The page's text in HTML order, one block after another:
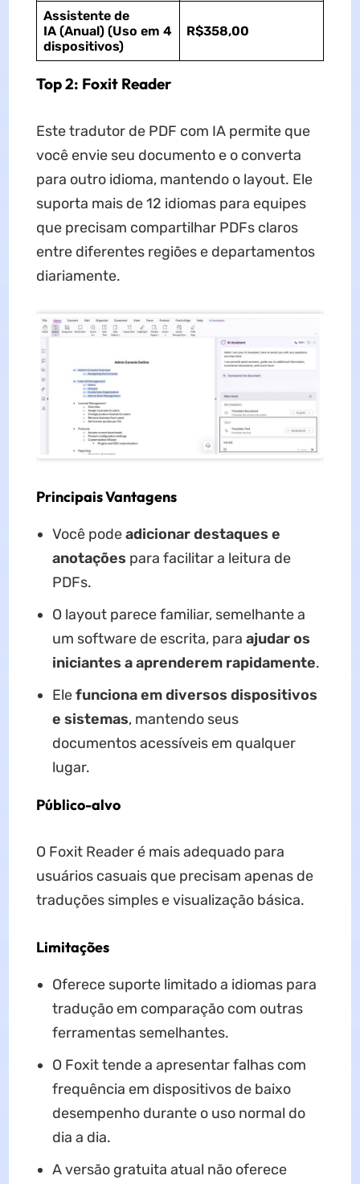
Assistente de
IA (Anual)(Uso em 4
dispositivos)
R$358,00
Top 2: Foxit Reader
Este tradutor de PDF com IA permite que
você envie seu documento e o converta
para outro idioma, mantendo o layout. Ele
suporta mais de 12 idiomas para equipes
que precisam compartilhar PDFs claros
entre diferentes regiões e departamentos
diariamente.
Principais Vantagens
Você podeadicionar destaques e
anotações para facilitar a leitura de
PDFs.
O layout parece familiar, semelhante a
um software de escrita, para ajudar os
iniciantes a aprenderem rapidamente.
Elefunciona em diversos dispositivos
e sistemas, mantendo seus
documentos acessíveis em qualquer
lugar.
Público-alvo
O Foxit Reader é mais adequado para
usuários casuais que precisam apenas de
traduções simples e visualização básica.
Limitações
Oferece suporte limitado a idiomas para
tradução em comparação com outras
ferramentas semelhantes.
O Foxit tende a apresentar falhas com
frequência em dispositivos de baixo
desempenho durante o uso normal do
dia a dia.
A versão gratuita atual não oferece